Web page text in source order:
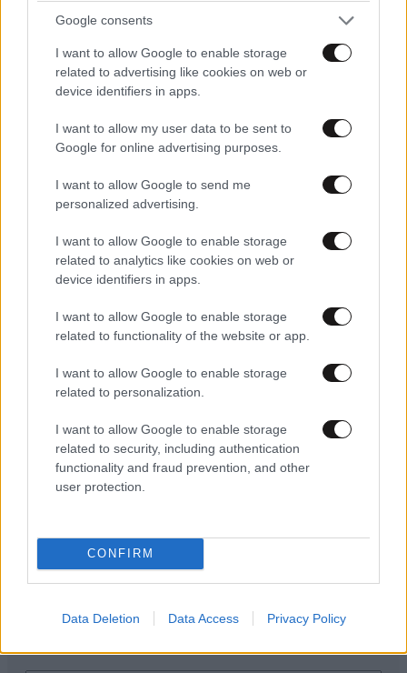
Google consents
I want to allow Google to enable storage
related to advertising like cookies on web or
device identifiers in apps.
I want to allow my user data to be sent to
Google for online advertising purposes.
I want to allow Google to send me
personalized advertising.
I want to allow Google to enable storage
related to analytics like cookies on web or
device identifiers in apps.
I want to allow Google to enable storage
related to functionality of the website or app.
I want to allow Google to enable storage
related to personalization.
I want to allow Google to enable storage
related to security, including authentication
functionality and fraud prevention, and other
user protection.
CONFIRM
Data Deletion Data Access Privacy Policy
Ακολουθήστε το NEWSBEAST
ΣΧΌΛΙΑ ΑΝΑΓΝΩΣΤΏΝ
ΠΡΟΣΘΕΣΤΕ ΤΟ ΣΧΟΛΙΟ ΣΑΣ